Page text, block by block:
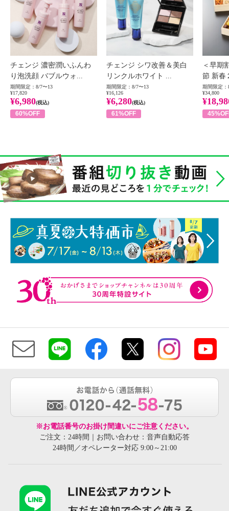
チェンジ 濃密潤いふんわ
り泡洗顔 バブルウォ...
期間限定：8/7〜13
¥17,820
¥6,980(税込)
60%OFF
チェンジ シワ改善＆美白
リンクルホワイト ...
期間限定：8/7〜13
¥16,126
¥6,280(税込)
61%OFF
＜早期
節 新春
期間限定：
¥34,800
※お電話番号のお掛け間違いにご注意ください。
ご注文：24時間｜お問い合わせ：音声自動応答
24時間／オペレーター対応 9:00～21:00